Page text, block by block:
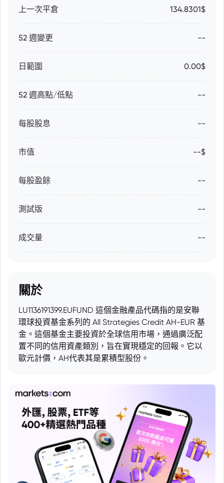
上一次平倉 134.8301$
52 週變更 --
日範圍 0.00$
52 週高點/低點 --
每股股息 --
市值 --$
每股盈餘 --
測試版 --
成交量 --
關於
LU1136191399.EUFUND 這個金融產品代碼指的是安聯
環球投資基金系列的 All Strategies Credit AH-EUR 基
金。這個基金主要投資於全球信用市場，通過廣泛配
置不同的信用資產類別，旨在實現穩定的回報。它以
歐元計價，AH代表其是累積型股份。